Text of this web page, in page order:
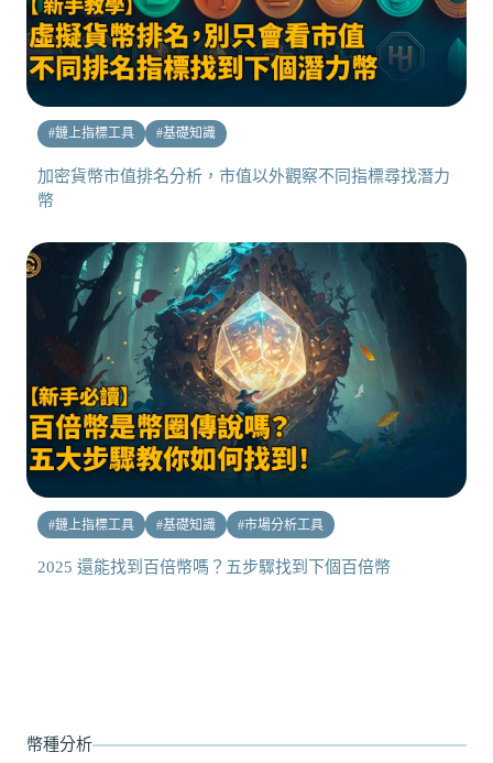
#鏈上指標工具 #基礎知識
加密貨幣市值排名分析，市值以外觀察不同指標尋找潛力
幣
#鏈上指標工具 #基礎知識 #市場分析工具
2025 還能找到百倍幣嗎？五步驟找到下個百倍幣
幣種分析